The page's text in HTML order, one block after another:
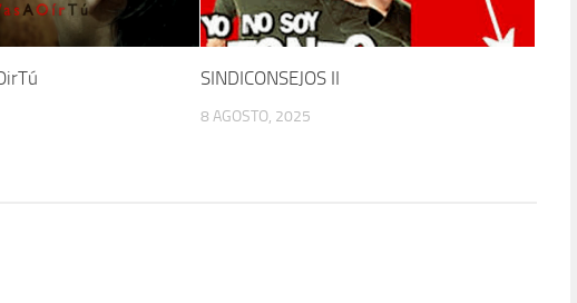
SINDICONSEJOS II
8 AGOSTO, 2025